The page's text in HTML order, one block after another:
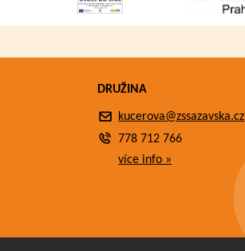
DRUŽINA
kucerova@zssazavska.cz
778 712 766
více info »